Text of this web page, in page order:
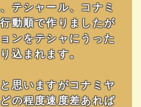
テシャール、コナミ
動順で作りましたが
ンをテシャにうった
込まれます。
思いますがコナミヤ
の程度速度差あれば